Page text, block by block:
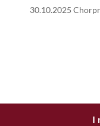
30.10.2025